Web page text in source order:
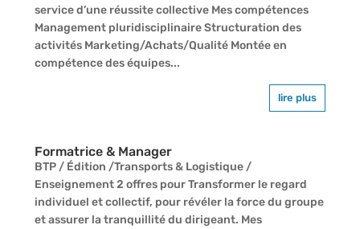
service d’une réussite collective Mes compétences
Management pluridisciplinaire Structuration des
activités Marketing/Achats/Qualité Montée en
compétence des équipes...
lire plus
Formatrice & Manager
BTP / Édition /Transports & Logistique /
Enseignement 2 offres pour Transformer le regard
individuel et collectif, pour révéler la force du groupe
et assurer la tranquillité du dirigeant. Mes